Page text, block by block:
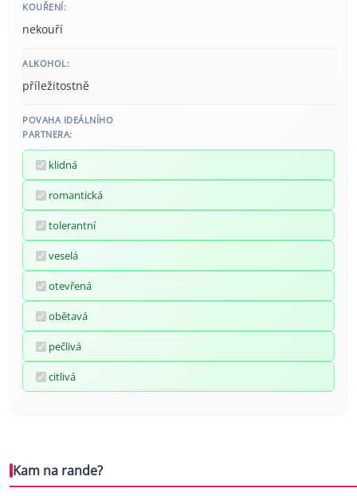
KOUŘENÍ:
nekouří
ALKOHOL:
příležitostně
POVAHA IDEÁLNÍHO
PARTNERA:
klidná
romantická
tolerantní
veselá
otevřená
obětavá
pečlivá
citlivá
Kam na rande?